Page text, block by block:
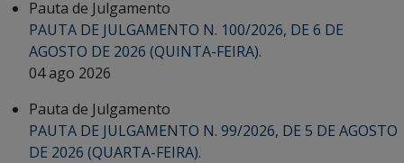
Pauta de Julgamento
PAUTA DE JULGAMENTO N. 100/2026, DE 6 DE
AGOSTO DE 2026 (QUINTA-FEIRA).
04 ago 2026
Pauta de Julgamento
PAUTA DE JULGAMENTO N. 99/2026, DE 5 DE AGOSTO
DE 2026 (QUARTA-FEIRA).